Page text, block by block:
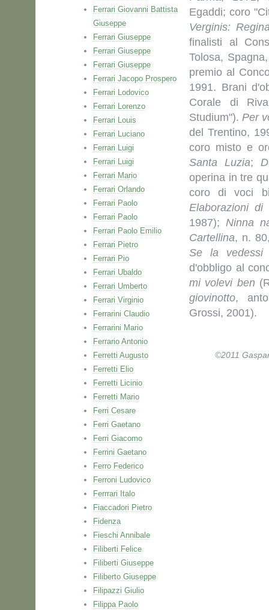
Ferrari Giovanni Battista
Giuseppe
Ferrari Giuseppe
Ferrari Giuseppe
Ferrari Giuseppe
Ferrari Jacopo Prospero
Ferrari Lodovico
Ferrari Lorenzo
Ferrari Louis
Ferrari Luciano
Ferrari Luigi
Ferrari Luigi
Ferrari Mario
Ferrari Orlando
Ferrari Paolo
Ferrari Paolo
Ferrari Paolo Emilio
Ferrari Pietro
Ferrari Pio
Ferrari Ubaldo
Ferrari Umberto
Ferrari Virginio
Ferrarini Claudio
Ferrarini Mario
Ferrario Antonio
Ferretti Augusto
Ferretti Elio
Ferretti Licinio
Ferretti Mario
Ferri Cesare
Ferri Gaetano
Ferri Giacomo
Ferrini Gaetano
Ferro Federico
Ferroni Ludovico
Ferrrari Italo
Fiaccadori Pietro
Fidenza
Fieschi Annibale
Filiberti Felice
Filiberti Giuseppe
Filiberto Giuseppe
Filipazzi Giulio
Filippa Paolo
Egaddi; coro
Verginis:
finalisti al
Tolosa,
premio al
1991. Brani
Corale di
Studium").Per
del Trentino,
coro misto e
Santa Luzia;
operina in tre
coro di voci
Elaborazioni di
1987); Ninna
Cartellina, n.
Se la vedessi
d'obbligo al
mi volevi ben
giovinotto,
Grossi, 2001).
©2011